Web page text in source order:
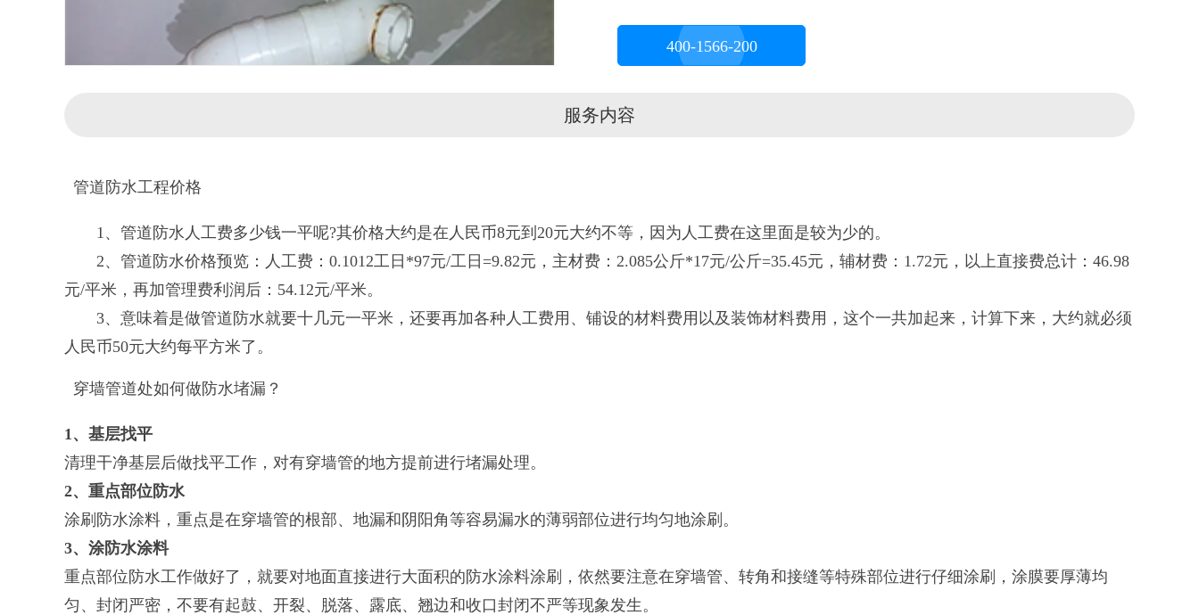
400-1566-200
服务内容
管道防水工程价格
1、管道防水人工费多少钱一平呢?其价格大约是在人民币8元到20元大约不等，因为人工费在这里面是较为少的。
2、管道防水价格预览：人工费：0.1012工日*97元/工日=9.82元，主材费：2.085公斤*17元/公斤=35.45元，辅材费：1.72元，以上直接费总计：46.98
元/平米，再加管理费利润后：54.12元/平米。
3、意味着是做管道防水就要十几元一平米，还要再加各种人工费用、铺设的材料费用以及装饰材料费用，这个一共加起来，计算下来，大约就必须
人民币50元大约每平方米了。
穿墙管道处如何做防水堵漏？
1、基层找平
清理干净基层后做找平工作，对有穿墙管的地方提前进行堵漏处理。
2、重点部位防水
涂刷防水涂料，重点是在穿墙管的根部、地漏和阴阳角等容易漏水的薄弱部位进行均匀地涂刷。
3、涂防水涂料
重点部位防水工作做好了，就要对地面直接进行大面积的防水涂料涂刷，依然要注意在穿墙管、转角和接缝等特殊部位进行仔细涂刷，涂膜要厚薄均
匀、封闭严密，不要有起鼓、开裂、脱落、露底、翘边和收口封闭不严等现象发生。